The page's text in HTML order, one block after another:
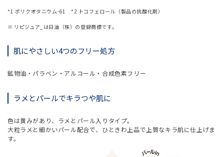
*1 ポリクオタニウム-61 *2 トコフェロール（製品の抗酸化剤）
※ リピジュア_は日油（株）の登録商標です。
肌にやさしい4つのフリー処方
鉱物油・パラベン・アルコール・合成色素フリー
ラメとパールでキラつや肌に
色は黄みがあり、ラメとパール入りタイプ。
大粒ラメと細かいパール配合で、ひときわ上品で上質なキラ肌に仕上げま
す。